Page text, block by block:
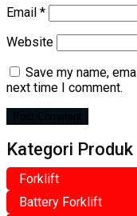
Email *
Website
Save my name,
next time I comment.
Kategori Produk
Forklift
Battery Forklift